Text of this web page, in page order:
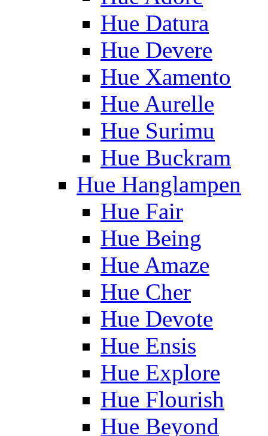
Hue Datura
Hue Devere
Hue Xamento
Hue Aurelle
Hue Surimu
Hue Buckram
Hue Hanglampen
Hue Fair
Hue Being
Hue Amaze
Hue Cher
Hue Devote
Hue Ensis
Hue Explore
Hue Flourish
Hue Beyond